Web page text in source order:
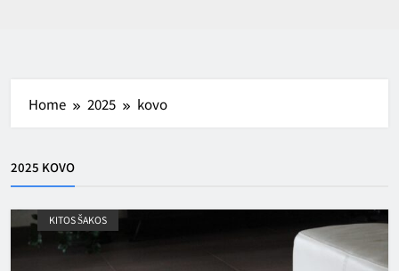
Home 2025 kovo
2025 KOVO
KITOS ŠAKOS